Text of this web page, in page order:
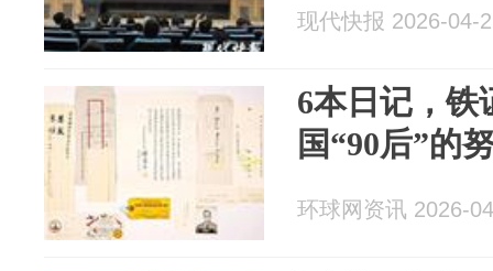
现代快报 2026-04-
6本日记，铁
国“90后”
环球网资讯 2026-